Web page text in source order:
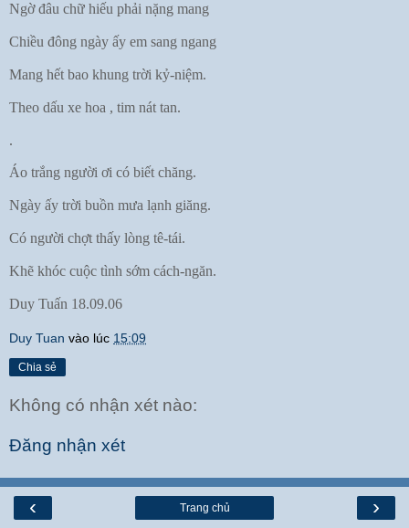
Ngờ đâu chữ hiếu phải nặng mang
Chiều đông ngày ấy em sang ngang
Mang hết bao khung trời kỷ-niệm.
Theo dấu xe hoa , tim nát tan.
.
Áo trắng người ơi có biết chăng.
Ngày ấy trời buồn mưa lạnh giăng.
Có người chợt thấy lòng tê-tái.
Khẽ khóc cuộc tình sớm cách-ngăn.
Duy Tuấn 18.09.06
Duy Tuan vào lúc 15:09
Chia sẻ
Không có nhận xét nào:
Đăng nhận xét
‹ ›
Trang chủ